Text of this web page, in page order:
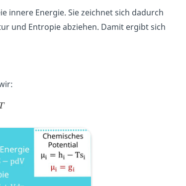
innere Energie. Sie zeichnet sich dadurch
und Entropie abziehen. Damit ergibt sich